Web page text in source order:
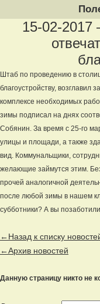
15-02-2017
Штаб по проведению в
благоустройству, возглавил
комплексе необходимых
зимы подписал на днях
Собянин. За время с 25-го
улицы и площади, а также
вид. Коммунальщики,
желающие займутся этим.
прочей аналогичной
после любой зимы в нашем
субботники? А вы
←Назад к списку
←Архив новостей
Данную страницу никто не